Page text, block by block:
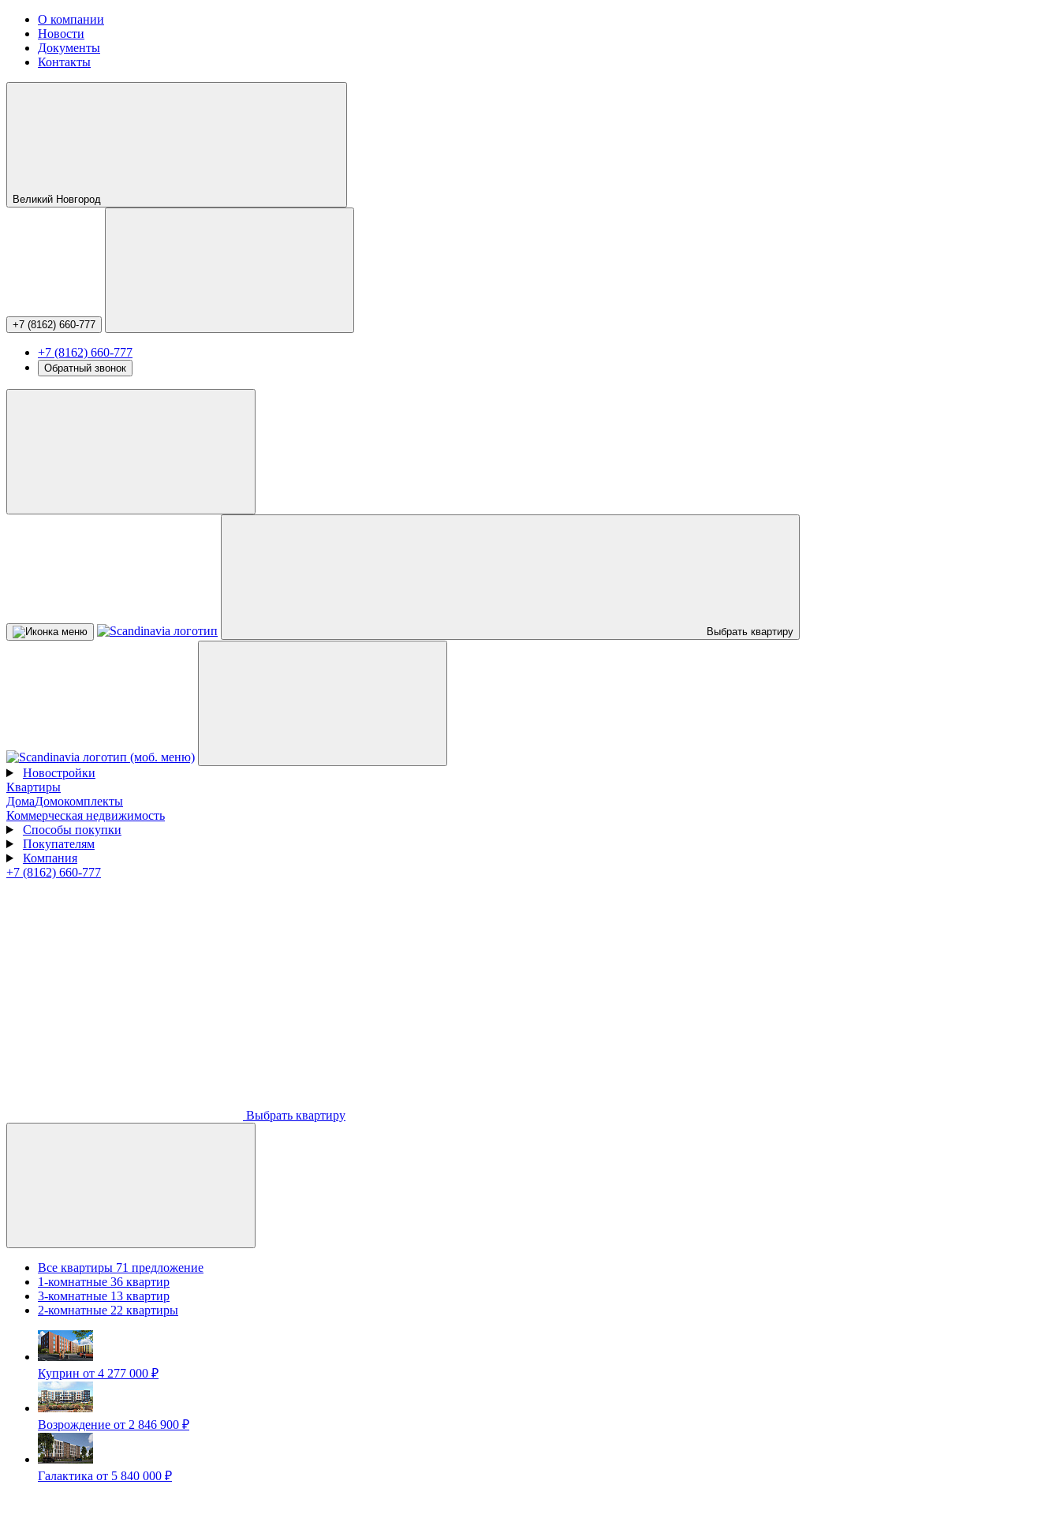
О компании
Новости
Документы
Контакты
Великий Новгород
+7 (8162) 660-777
+7 (8162) 660-777
Обратный звонок
Выбрать квартиру
Новостройки
Квартиры
ДомаДомокомплекты
Коммерческая недвижимость
Способы покупки
Покупателям
Компания
+7 (8162) 660-777
Выбрать квартиру
Все квартиры 71 предложение
1-комнатные 36 квартир
3-комнатные 13 квартир
2-комнатные 22 квартиры
Куприн от 4 277 000 ₽
Возрождение от 2 846 900 ₽
Галактика от 5 840 000 ₽